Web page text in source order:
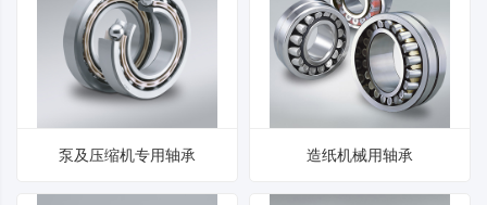
泵及压缩机专用轴承 造纸机械用轴承